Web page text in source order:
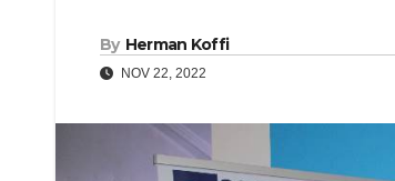
By Herman Koffi
NOV 22, 2022